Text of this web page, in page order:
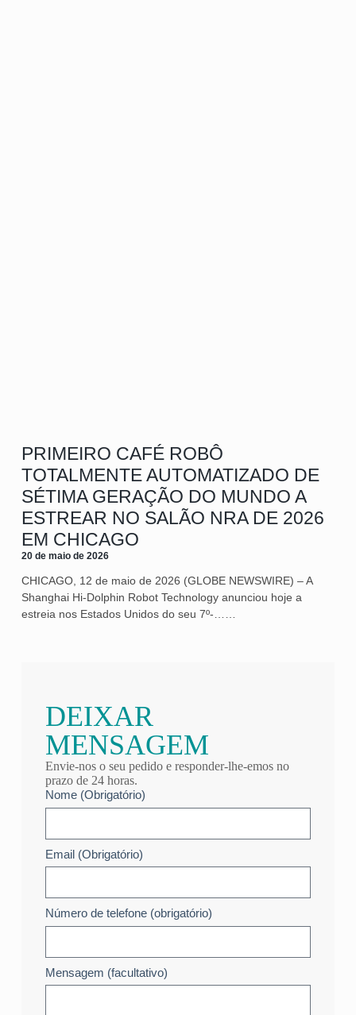
PRIMEIRO CAFÉ ROBÔ
TOTALMENTE AUTOMATIZADO DE
SÉTIMA GERAÇÃO DO MUNDO A
ESTREAR NO SALÃO NRA DE 2026
EM CHICAGO
20 de maio de 2026
CHICAGO, 12 de maio de 2026 (GLOBE NEWSWIRE) – A
Shanghai Hi-Dolphin Robot Technology anunciou hoje a
estreia nos Estados Unidos do seu 7º‑……
DEIXAR
MENSAGEM
Envie-nos o seu pedido e responder-lhe-emos no
prazo de 24 horas.
Nome (Obrigatório)
Email (Obrigatório)
Número de telefone (obrigatório)
Mensagem (facultativo)